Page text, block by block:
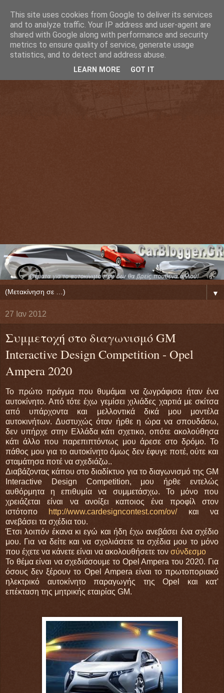
▼
27 Ιαν 2012
Συμμετοχή στο διαγωνισμό GM
Interactive Design Competition - Opel
Ampera 2020
Το πρώτο πράγμα που θυμάμαι να ζωγράφισα ήταν ένα
αυτοκίνητο. Από τότε έχω γεμίσει χιλιάδες χαρτιά με σκίτσα
από υπάρχοντα και μελλοντικά δικά μου μοντέλα
αυτοκινήτων. Δυστυχώς όταν ήρθε η ώρα να σπουδάσω,
δεν υπήρχε στην Ελλάδα κάτι σχετικο, οπότε ακολούθησα
κάτι άλλο που παρεπιπτόντως μου άρεσε στο δρόμο. Το
πάθος μου για το αυτοκίνητο όμως δεν έφυγε ποτέ, ούτε και
σταμάτησα ποτέ να σχεδιάζω..
Διαβάζοντας κάπου στο διαδίκτυο για το διαγωνισμό της GM
Interactive Design Competition, μου ήρθε εντελώς
αυθόρμητα η επιθυμία να συμμετάσχω. Το μόνο που
χρειάζεται είναι να ανοίξει καποιος ένα προφίλ στον
ιστότοπο http://www.cardesigncontest.com/ov/και να
ανεβάσει τα σχέδια του.
Έτσι λοιπόν έκανα κι εγώ και ήδη έχω ανεβάσει ένα σχέδιο
μου. Για να δείτε και να σχολιάσετε τα σχέδια μου το μόνο
που έχετε να κάνετε είναι να ακολουθήσετε τον σύνδεσμο
Το θέμα είναι να σχεδιάσουμε το Opel Ampera του 2020. Για
όσους δεν ξέρουν το Opel Αmpera είναι το πρωτοποριακό
ηλεκτρικό αυτοκίνητο παραγωγής της Opel και κατ'
επέκταση της μητρικής εταιρίας GM.
This site uses cookies from Google to deliver its services
and to analyze traffic. Your IP address and user-agent are
shared with Google along with performance and security
metrics to ensure quality of service, generate usage
statistics, and to detect and address abuse.
LEARN MORE GOT IT